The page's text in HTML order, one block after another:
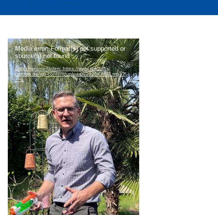
Video-
Player
Media error: Format(s) not supported or
source(s) not found
Datei herunterladen: https://www.zukunft-
bottrop.de/wp-content/uploads/2025KW32.mp4?
_=1